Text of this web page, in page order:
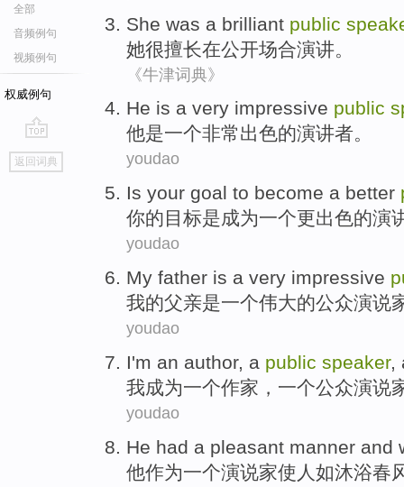
全部
音频例句
视频例句
权威例句
go
top
返回词典
She was a brilliant public
她很擅长在公开场合演讲。
《牛津词典》
He is a very impressive public
他是一个非常出色的演讲者。
youdao
Is your goal to become a better
你的目标是成为一个更出色的演
youdao
My father is a very impressive
我的父亲是一个伟大的公众演说
youdao
I'm an author, a public speaker,
我成为一个作家 ， 一个公众演说
youdao
He had a pleasant manner and
他作为一个演说家使 人如沐浴春